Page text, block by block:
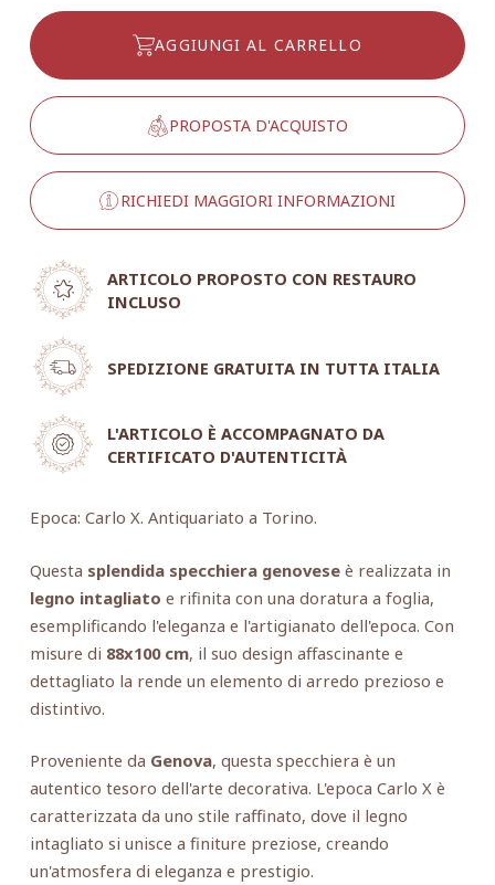
AGGIUNGI AL CARRELLO
PROPOSTA D'ACQUISTO
RICHIEDI MAGGIORI INFORMAZIONI
ARTICOLO PROPOSTO CON RESTAURO
INCLUSO
SPEDIZIONE GRATUITA IN TUTTA ITALIA
L'ARTICOLO È ACCOMPAGNATO DA
CERTIFICATO D'AUTENTICITÀ
Epoca: Carlo X. Antiquariato a Torino.
Questa splendida specchiera genoveseè realizzata in
legno intagliato e rifinita con una doratura a foglia,
esemplificando l'eleganza e l'artigianato dell'epoca. Con
misure di 88x100 cm, il suo design affascinante e
dettagliato la rende un elemento di arredo prezioso e
distintivo.
Proveniente da Genova, questa specchiera è un
autentico tesoro dell'arte decorativa. L'epoca Carlo X è
caratterizzata da uno stile raffinato, dove il legno
intagliato si unisce a finiture preziose, creando
un'atmosfera di eleganza e prestigio.